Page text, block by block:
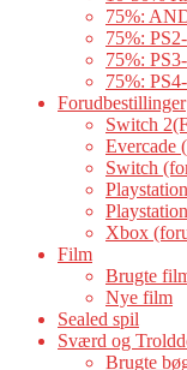
75%:
75%:
75%:
75%:
Forudbestillinger
Switch
Evercade
Switch
Xbox
Film
Brugte
Nye film
Sealed spil
Sværd og
Brugte